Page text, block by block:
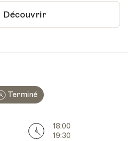
Découvrir
Terminé
Heure
18:00
19:30